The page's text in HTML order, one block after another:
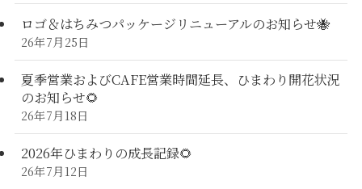
ロゴ＆はちみつパッケージリニューアルのお知らせ🐝
26年7月25日
夏季営業およびCAFE営業時間延長、ひまわり開花状況
のお知らせ🌻
26年7月18日
2026年ひまわりの成長記録🌻
26年7月12日